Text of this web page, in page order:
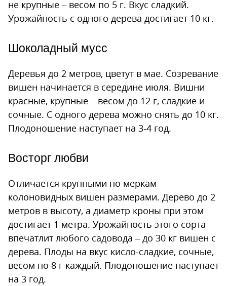
не крупные – весом по 5 г. Вкус сладкий.
Урожайность с одного дерева достигает 10 кг.
Шоколадный мусс
Деревья до 2 метров, цветут в мае. Созревание
вишен начинается в середине июля. Вишни
красные, крупные – весом до 12 г, сладкие и
сочные. С одного дерева можно снять до 10 кг.
Плодоношение наступает на 3-4 год.
Восторг любви
Отличается крупными по меркам
колоновидных вишен размерами. Дерево до 2
метров в высоту, а диаметр кроны при этом
достигает 1 метра. Урожайность этого сорта
впечатлит любого садовода – до 30 кг вишен с
дерева. Плоды на вкус кисло-сладкие, сочные,
весом по 8 г каждый. Плодоношение наступает
на 3 год.